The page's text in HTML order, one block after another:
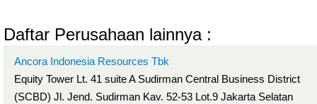
Daftar Perusahaan lainnya :
Ancora Indonesia Resources Tbk
Equity Tower Lt. 41 suite A Sudirman Central Business District
(SCBD) Jl. Jend. Sudirman Kav. 52-53 Lot.9 Jakarta Selatan